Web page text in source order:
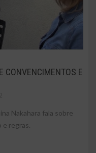
CONVENCIMENTOS E
Nakahara fala sobre
e regras.